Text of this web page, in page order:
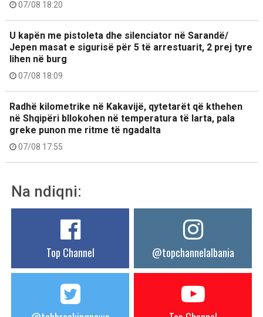
07/08 18:20
U kapën me pistoleta dhe silenciator në Sarandë/
Jepen masat e sigurisë për 5 të arrestuarit, 2 prej tyre
lihen në burg
07/08 18:09
Radhë kilometrike në Kakavijë, qytetarët që kthehen
në Shqipëri bllokohen në temperatura të larta, pala
greke punon me ritme të ngadalta
07/08 17:55
Na ndiqni:
Top Channel @topchannelalbania